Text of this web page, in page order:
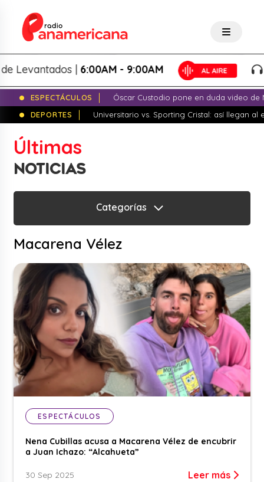
|6:00AM - 9:00AM Lo
ESPECTÁCULOS
Óscar Custodio pone en duda video de
DEPORTES
Universitario vs. Sporting Cristal: así llegan al
Últimas
NOTICIAS
Categorías
Macarena Vélez
ESPECTÁCULOS
Nena Cubillas acusa a Macarena Vélez de encubrir
a Juan Ichazo: “Alcahueta”
30 Sep 2025 Leer más